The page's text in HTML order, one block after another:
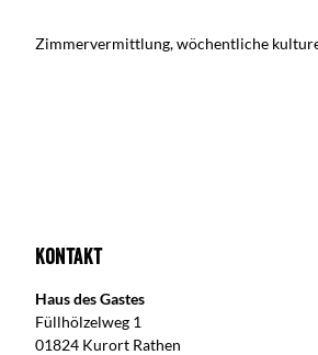
Zimmervermittlung, wöchentliche
Kontakt
Haus des Gastes
Füllhölzelweg 1
01824 Kurort Rathen